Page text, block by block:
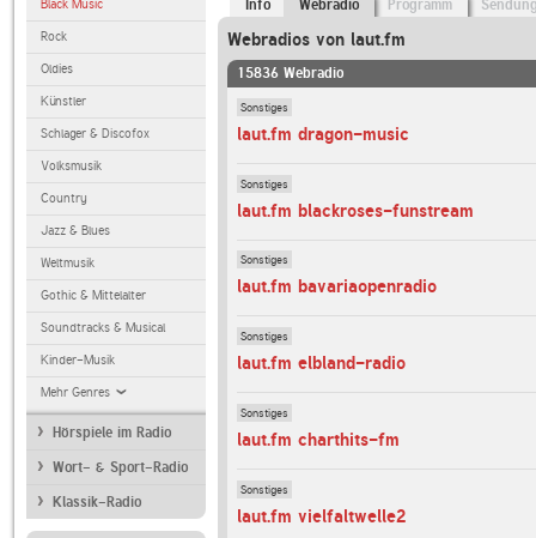
Black Music
Rock
Oldies
Künstler
Schlager & Discofox
Volksmusik
Country
Jazz & Blues
Weltmusik
Gothic & Mittelalter
Soundtracks & Musical
Kinder-Musik
Mehr Genres
Hörspiele im Radio
Wort- & Sport-Radio
Klassik-Radio
Info Webradio Programm
Webradios von laut.fm
15836 Webradio
Sonstiges
laut.fm dragon-music
Sonstiges
laut.fm blackroses-funstream
Sonstiges
laut.fm bavariaopenradio
Sonstiges
laut.fm elbland-radio
Sonstiges
laut.fm charthits-fm
Sonstiges
laut.fm vielfaltwelle2